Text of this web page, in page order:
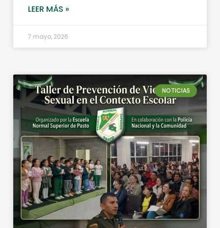
LEER MÁS »
7 mayo, 2026
NOTICIAS